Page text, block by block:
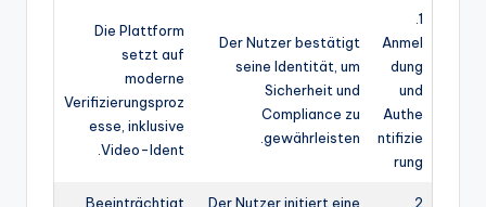
Anmel
dung
und
Authe
ntifizie
rung
Der Nutzer bestätigt
seine Identität, um
Sicherheit und
Compliance zu
gewährleisten.
Die Plattform
setzt auf
moderne
Verifizierungsproz
esse, inklusive
Video-Ident.
Der Nutzer initiert eine
Beeinträchtigt